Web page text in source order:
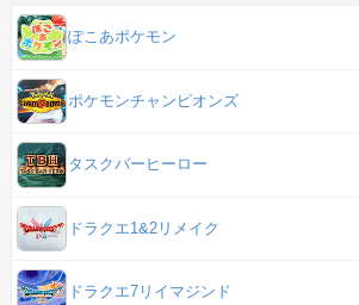
ぽこあポケモン
ポケモンチャンピオンズ
タスクバーヒーロー
ドラクエ1&2リメイク
ドラクエ7リイマジンド